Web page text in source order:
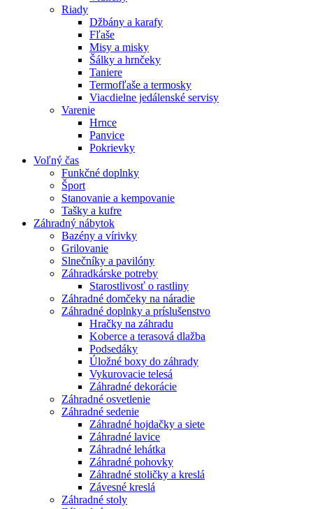
Riady
Džbány a karafy
Fľaše
Misy a misky
Šálky a hrnčeky
Taniere
Termofľaše a termosky
Viacdielne jedálenské servisy
Varenie
Hrnce
Panvice
Pokrievky
Voľný čas
Funkčné doplnky
Šport
Stanovanie a kempovanie
Tašky a kufre
Záhradný nábytok
Bazény a vírivky
Grilovanie
Slnečníky a pavilóny
Záhradkárske potreby
Starostlivosť o rastliny
Záhradné domčeky na náradie
Záhradné doplnky a príslušenstvo
Hračky na záhradu
Koberce a terasová dlažba
Podsedáky
Úložné boxy do záhrady
Vykurovacie telesá
Záhradné dekorácie
Záhradné osvetlenie
Záhradné sedenie
Záhradné hojdačky a siete
Záhradné lavice
Záhradné lehátka
Záhradné pohovky
Záhradné stoličky a kreslá
Závesné kreslá
Záhradné stoly